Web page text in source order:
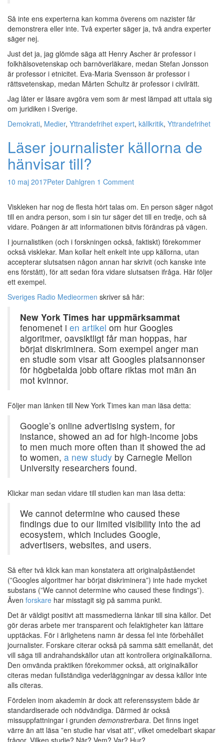
Så inte ens experterna kan komma överens om nazister får
demonstrera eller inte. Två experter säger ja, två andra experter
säger nej.
Just det ja, jag glömde säga att Henry Ascher är professor i
folkhälsovetenskap och barnöverläkare, medan Stefan Jonsson
är professor i etnicitet. Eva-Maria Svensson är professor i
rättsvetenskap, medan Mårten Schultz är professor i civilrätt.
Jag låter er läsare avgöra vem som är mest lämpad att uttala sig
om juridiken i Sverige.
Demokrati, Medier, Yttrandefrihet expert, källkritik, Yttrandefrihet
Läser journalister källorna de
hänvisar till?
10 maj 2017Peter Dahlgren 1 Comment
Viskleken har nog de flesta hört talas om. En person säger något
till en andra person, som i sin tur säger det till en tredje, och så
vidare. Poängen är att informationen bitvis förändras på vägen.
I journalistiken (och i forskningen också, faktiskt) förekommer
också visklekar. Man kollar helt enkelt inte upp källorna, utan
accepterar slutsatsen någon annan har skrivit (och kanske inte
ens förstått), för att sedan föra vidare slutsatsen ifråga. Här följer
ett exempel.
Sveriges Radio Medieormen skriver så här:
New York Times har uppmärksammat
fenomenet i en artikel om hur Googles
algoritmer, oavsiktligt får man hoppas, har
börjat diskriminera. Som exempel anger man
en studie som visar att Googles platsannonser
för högbetalda jobb oftare riktas mot män än
mot kvinnor.
Följer man länken till New York Times kan man läsa detta:
Google’s online advertising system, for
instance, showed an ad for high-income jobs
to men much more often than it showed the ad
to women, a new study by Carnegie Mellon
University researchers found.
Klickar man sedan vidare till studien kan man läsa detta:
We cannot determine who caused these
findings due to our limited visibility into the ad
ecosystem, which includes Google,
advertisers, websites, and users.
Så efter två klick kan man konstatera att originalpåståendet
(”Googles algoritmer har börjat diskriminera”) inte hade mycket
substans (”We cannot determine who caused these findings”).
Även forskare har misstagit sig på samma punkt.
Det är väldigt positivt att massmedierna länkar till sina källor. Det
gör deras arbete mer transparent och felaktigheter kan lättare
upptäckas. För i ärlighetens namn är dessa fel inte förbehållet
journalister. Forskare citerar också på samma sätt emellanåt, det
vill säga till andrahandskällor utan att kontrollera originalkällorna.
Den omvända praktiken förekommer också, att originalkällor
citeras medan fullständiga vederläggningar av dessa källor inte
alls citeras.
Fördelen inom akademin är dock att referenssystem både är
standardiserade och nödvändiga. Därmed är också
missuppfattningar i grunden demonstrerbara. Det finns inget
värre än att läsa ”en studie har visat att”, vilket omedelbart skapar
frågor. Vilken studie? När? Vem? Var? Hur?